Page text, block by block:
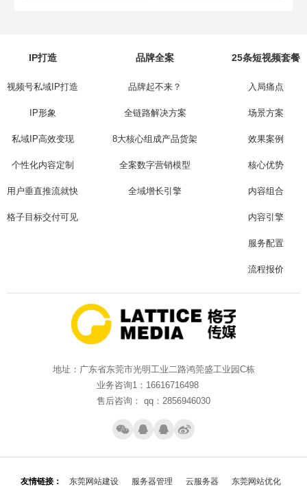
IP打造
视频号私域IP打造
IP形象
私域IP高效变现
个性化内容定制
用户垂直推流就快
格子目标交付可见
品牌全案
品牌起不来？
全链路解决方案
8大核心组成产品货架
全案数字营销模型
全域增长引擎
25条短视频套餐
入局痛点
场景方案
效果案例
核心优势
内容组合
内容引擎
服务配置
流程报价
地址：广东省东莞市光明工业二路鸿莞盛工业园C栋
业务咨询1：16616716498
售后咨询： qq：2856946030
友情链接： 东莞网站建设 服务器管理 云服务器
东莞网站优化